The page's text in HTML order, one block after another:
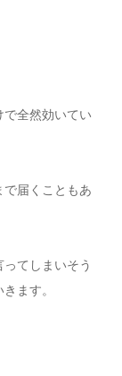
全然効いてい
届くこともあ
てしまいそう
ます。